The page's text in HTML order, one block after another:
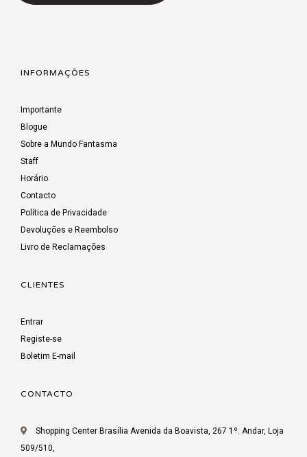
INFORMAÇÕES
Importante
Blogue
Sobre a Mundo Fantasma
Staff
Horário
Contacto
Política de Privacidade
Devoluções e Reembolso
Livro de Reclamações
CLIENTES
Entrar
Registe-se
Boletim E-mail
CONTACTO
Shopping Center Brasília Avenida da Boavista, 267 1º. Andar, Loja
509/510,